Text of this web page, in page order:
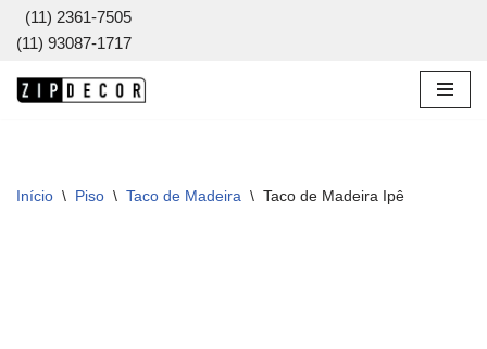
Pular
para
(11) 2361-7505
(11) 93087-1717
Início \ Piso \ Taco de Madeira \ Taco de Madeira Ipê